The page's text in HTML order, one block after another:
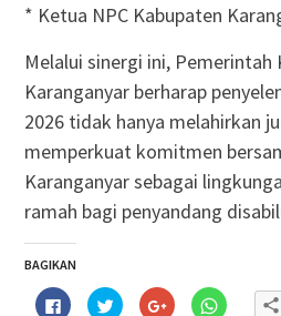
* Ketua NPC Kabupaten
Melalui sinergi ini, Pemerintah
Karanganyar berharap
2026 tidak hanya melahirkan
memperkuat komitmen
Karanganyar sebagai
ramah bagi penyandang
BAGIKAN
Klik Klik Klik Klik